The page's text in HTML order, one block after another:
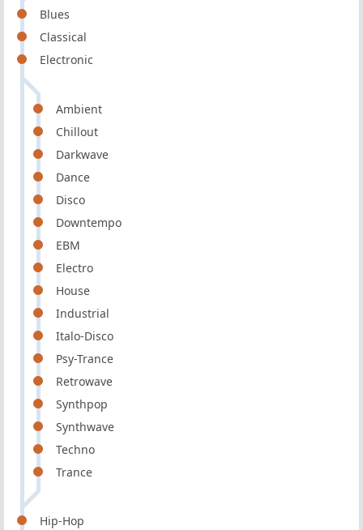
Blues
Classical
Electronic
Ambient
Chillout
Darkwave
Dance
Disco
Downtempo
EBM
Electro
House
Industrial
Italo-Disco
Psy-Trance
Retrowave
Synthpop
Synthwave
Techno
Trance
Hip-Hop